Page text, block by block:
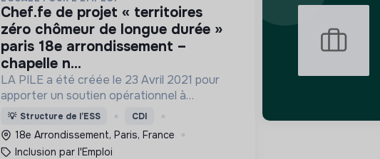
chef.fe de projet « territoires
zéro chômeur de longue durée »
paris 18e arrondissement –
chapelle n...
LA PILE a été créée le 23 Avril 2021 pour
apporter un soutien opérationnel à
l'essaimage de l’expérimentation
"Territoires Zéro Chômeur de Longue
Durée" à Paris
💡 Structure de l’ESS CDI
18e Arrondissement, Paris, France
Inclusion par l'Emploi